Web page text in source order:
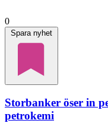
0
Spara nyhet
Storbanker öser in
petrokemi